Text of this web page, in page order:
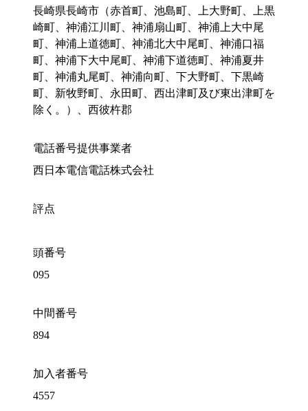
長崎県長崎市（赤首町、池島町、上大野町、上黒
崎町、神浦江川町、神浦扇山町、神浦上大中尾
町、神浦上道徳町、神浦北大中尾町、神浦口福
町、神浦下大中尾町、神浦下道徳町、神浦夏井
町、神浦丸尾町、神浦向町、下大野町、下黒崎
町、新牧野町、永田町、西出津町及び東出津町を
除く。）、西彼杵郡
電話番号提供事業者
西日本電信電話株式会社
評点
頭番号
095
中間番号
894
加入者番号
4557